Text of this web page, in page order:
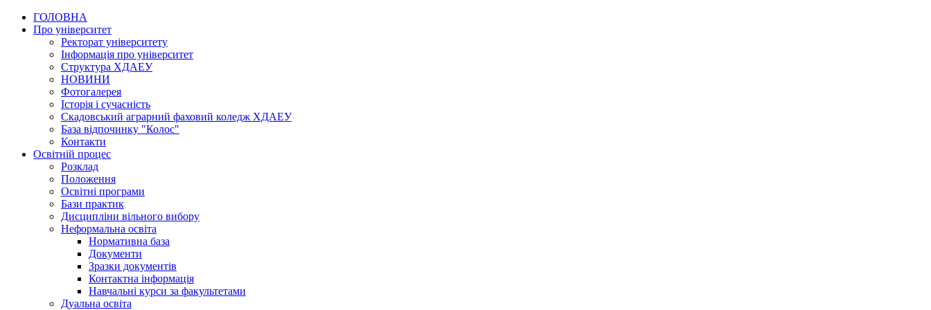
ГОЛОВНА
Про університет
Ректорат університету
Інформація про університет
Структура ХДАЕУ
НОВИНИ
Фотогалерея
Історія і сучасність
Скадовський аграрний фаховий коледж ХДАЕУ
База відпочинку "Колос"
Контакти
Освітній процес
Розклад
Положення
Освітні програми
Бази практик
Дисципліни вільного вибору
Неформальна освіта
Нормативна база
Документи
Зразки документів
Контактна інформація
Навчальні курси за факультетами
Дуальна освіта